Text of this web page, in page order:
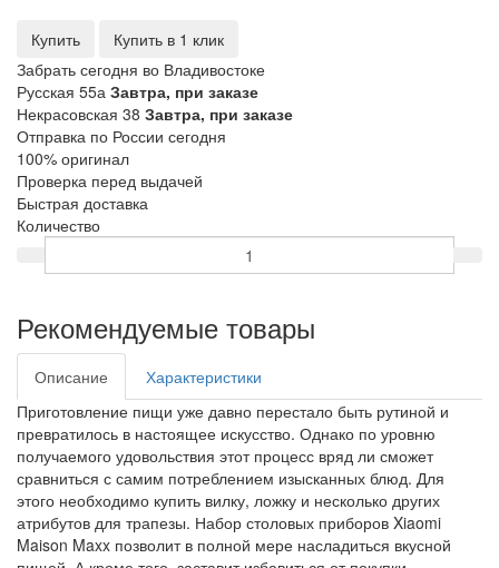
Купить
Купить в 1 клик
Забрать сегодня во Владивостоке
Русская 55а Завтра, при заказе
Некрасовская 38 Завтра, при заказе
Отправка по России сегодня
100% оригинал
Проверка перед выдачей
Быстрая доставка
Количество
Рекомендуемые товары
Описание
Характеристики
Приготовление пищи уже давно перестало быть рутиной и
превратилось в настоящее искусство. Однако по уровню
получаемого удовольствия этот процесс вряд ли сможет
сравниться с самим потреблением изысканных блюд. Для
этого необходимо купить вилку, ложку и несколько других
атрибутов для трапезы. Набор столовых приборов Xiaomi
Maison Maxx позволит в полной мере насладиться вкусной